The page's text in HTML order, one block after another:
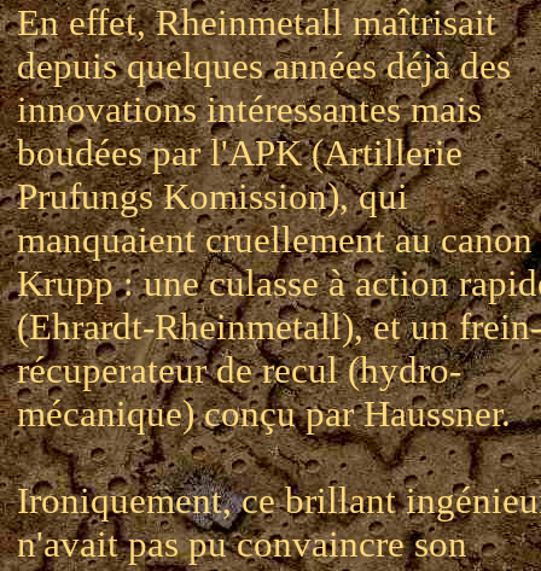
En effet, Rheinmetall maîtrisait
depuis quelques années déjà des
innovations intéressantes mais
boudées par l'APK (Artillerie
Prufungs Komission), qui
manquaient cruellement au canon
Krupp : une culasse à action
(Ehrardt-Rheinmetall), et un frein-
récuperateur de recul (hydro-
mécanique) conçu par Haussner.
Ironiquement, ce brillant
n'avait pas pu convaincre son